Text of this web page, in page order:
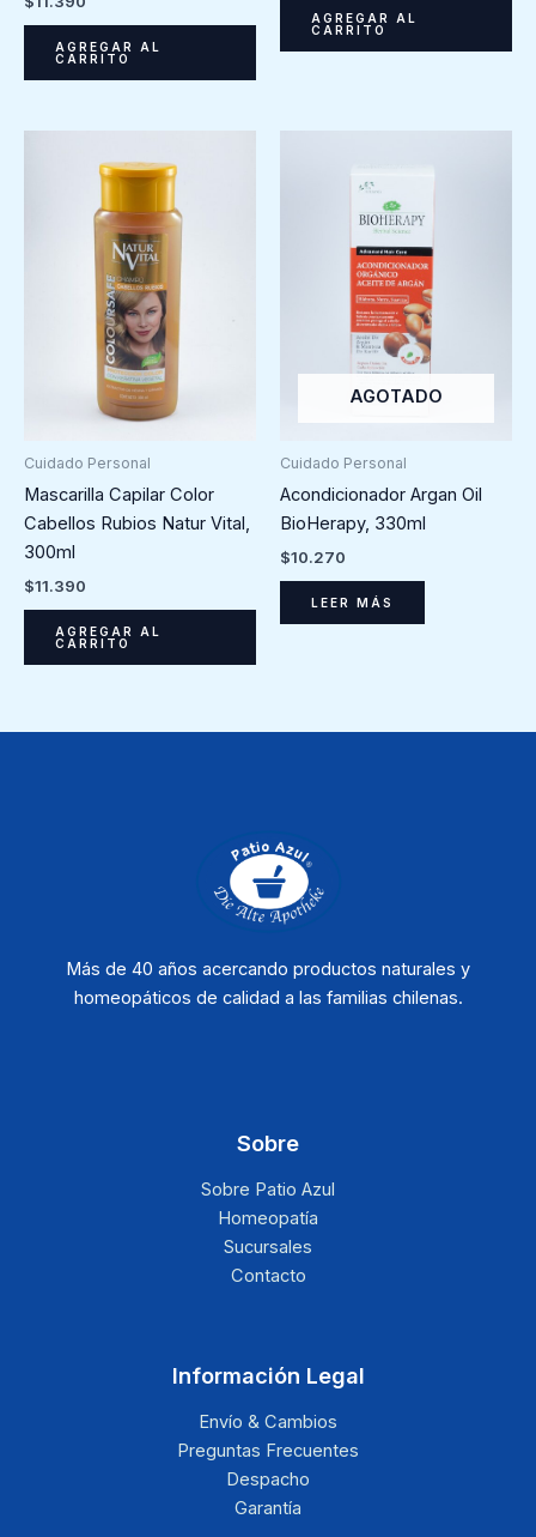
AGREGAR AL
CARRITO
AGREGAR AL
CARRITO
Cuidado Personal
Mascarilla Capilar Color
Cabellos Rubios Natur Vital,
300ml
$11.390
AGREGAR AL
CARRITO
AGOTADO
Cuidado Personal
Acondicionador Argan Oil
BioHerapy, 330ml
$10.270
LEER MÁS
Más de 40 años acercando productos naturales y
homeopáticos de calidad a las familias chilenas.
Sobre
Sobre Patio Azul
Homeopatía
Sucursales
Contacto
Información Legal
Envío & Cambios
Preguntas Frecuentes
Despacho
Garantía